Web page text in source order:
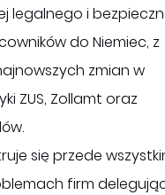
legalnego i
do Niemiec, z
zmian w
ZUS, Zollamt oraz
się przede
firm